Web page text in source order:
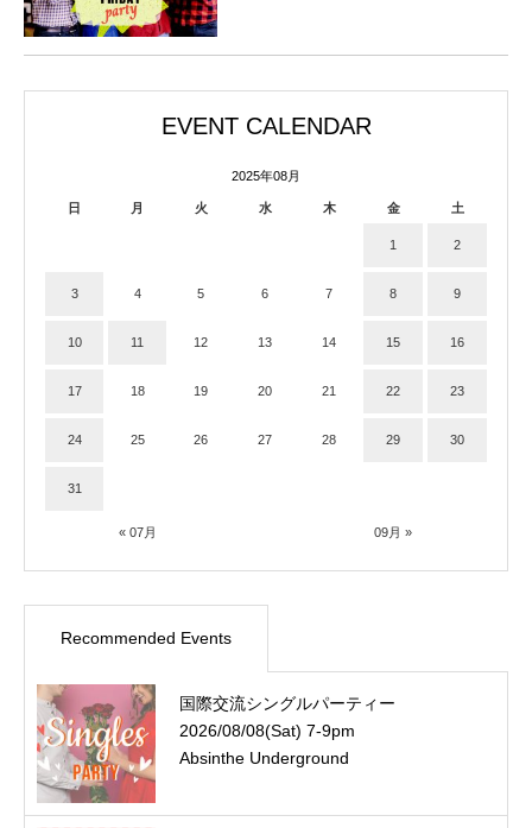
EVENT CALENDAR
2025年08月
日 月 火 水 木 金 土
« 07月 09月 »
1 2
3 4 5 6 7 8 9
10 11 12 13 14 15 16
17 18 19 20 21 22 23
24 25 26 27 28 29 30
31
Recommended Events
国際交流シングルパーティー
2026/08/08(Sat) 7-9pm
Absinthe Underground